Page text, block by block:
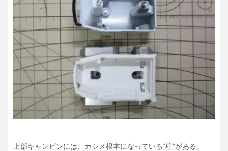
上部キャンビンには、カシメ根本になっている“柱”がある。